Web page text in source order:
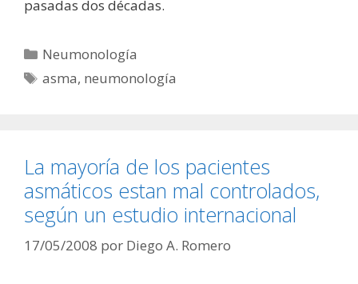
pasadas dos décadas.
Categorías
Neumonología
Etiquetas
asma, neumonología
La mayoría de los pacientes
asmáticos estan mal controlados,
según un estudio internacional
17/05/2008 por Diego A. Romero